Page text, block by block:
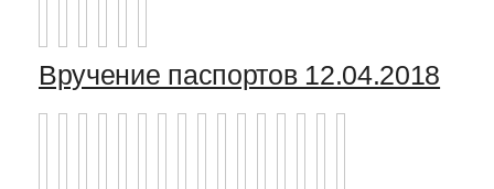
Вручение паспортов 12.04.2018